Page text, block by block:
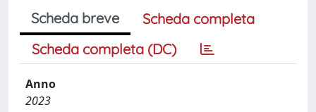
Scheda breve
Scheda completa
Scheda completa (DC)
Anno
2023